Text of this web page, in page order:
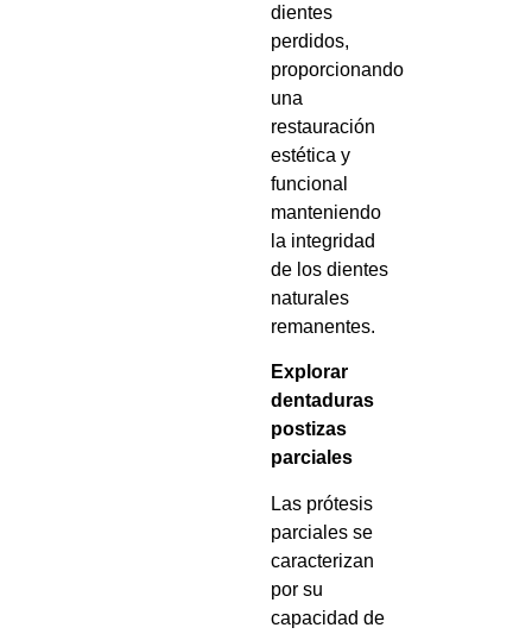
dientes
perdidos,
proporcionando
una
restauración
estética y
funcional
manteniendo
la integridad
de los dientes
naturales
remanentes.
Explorar
dentaduras
postizas
parciales
Las prótesis
parciales se
caracterizan
por su
capacidad de